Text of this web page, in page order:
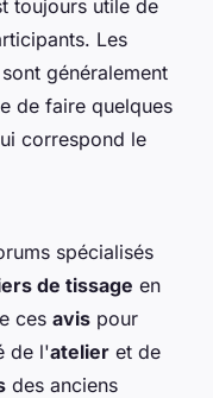
toujours utile de
Les
généralement
de faire quelques
correspond le
spécialisés
de tissage en
ces avis pour
de l'atelier et de
des anciens